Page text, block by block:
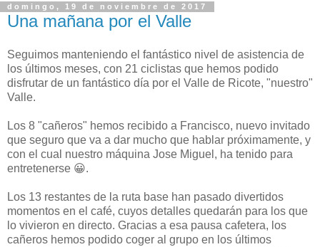
domingo, 19 de noviembre de 2017
Una mañana por el Valle
Seguimos manteniendo el fantástico nivel de asistencia de
los últimos meses, con 21 ciclistas que hemos podido
disfrutar de un fantástico día por el Valle de Ricote, "nuestro"
Valle.
Los 8 "cañeros" hemos recibido a Francisco, nuevo invitado
que seguro que va a dar mucho que hablar próximamente, y
con el cual nuestro máquina Jose Miguel, ha tenido para
entretenerse 😀.
Los 13 restantes de la ruta base han pasado divertidos
momentos en el café, cuyos detalles quedarán para los que
lo vivieron en directo. Gracias a esa pausa cafetera, los
cañeros hemos podido coger al grupo en los últimos